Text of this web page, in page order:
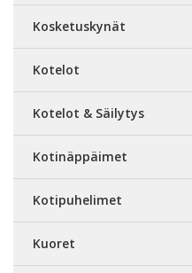
Kosketuskynät
Kotelot
Kotelot & Säilytys
Kotinäppäimet
Kotipuhelimet
Kuoret